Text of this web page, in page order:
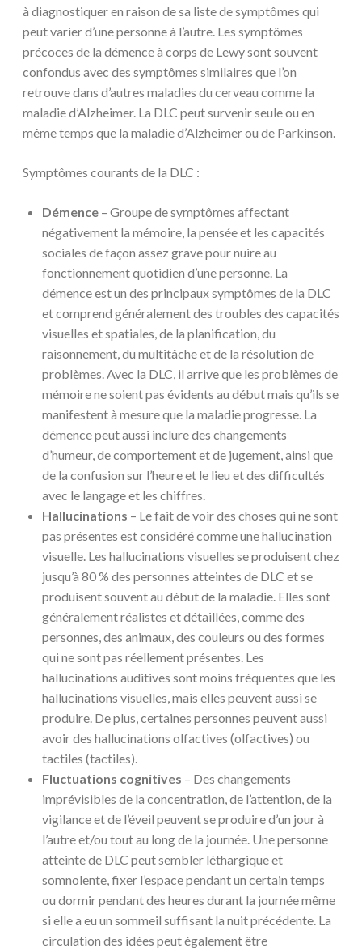
à diagnostiquer en raison de sa liste de symptômes qui
peut varier d’une personne à l’autre. Les symptômes
précoces de la démence à corps de Lewy sont souvent
confondus avec des symptômes similaires que l’on
retrouve dans d’autres maladies du cerveau comme la
maladie d’Alzheimer. La DLC peut survenir seule ou en
même temps que la maladie d’Alzheimer ou de Parkinson.
Symptômes courants de la DLC :
Démence – Groupe de symptômes affectant
négativement la mémoire, la pensée et les capacités
sociales de façon assez grave pour nuire au
fonctionnement quotidien d’une personne. La
démence est un des principaux symptômes de la DLC
et comprend généralement des troubles des capacités
visuelles et spatiales, de la planification, du
raisonnement, du multitâche et de la résolution de
problèmes. Avec la DLC, il arrive que les problèmes de
mémoire ne soient pas évidents au début mais qu’ils se
manifestent à mesure que la maladie progresse. La
démence peut aussi inclure des changements
d’humeur, de comportement et de jugement, ainsi que
de la confusion sur l’heure et le lieu et des difficultés
avec le langage et les chiffres.
Hallucinations – Le fait de voir des choses qui ne sont
pas présentes est considéré comme une hallucination
visuelle. Les hallucinations visuelles se produisent chez
jusqu’à 80 % des personnes atteintes de DLC et se
produisent souvent au début de la maladie. Elles sont
généralement réalistes et détaillées, comme des
personnes, des animaux, des couleurs ou des formes
qui ne sont pas réellement présentes. Les
hallucinations auditives sont moins fréquentes que les
hallucinations visuelles, mais elles peuvent aussi se
produire. De plus, certaines personnes peuvent aussi
avoir des hallucinations olfactives (olfactives) ou
tactiles (tactiles).
Fluctuations cognitives – Des changements
imprévisibles de la concentration, de l’attention, de la
vigilance et de l’éveil peuvent se produire d’un jour à
l’autre et/ou tout au long de la journée. Une personne
atteinte de DLC peut sembler léthargique et
somnolente, fixer l’espace pendant un certain temps
ou dormir pendant des heures durant la journée même
si elle a eu un sommeil suffisant la nuit précédente. La
circulation des idées peut également être